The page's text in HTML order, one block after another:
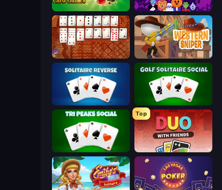
Spooky Tripeaks
Algerian Solitaire Western Sniper
Solitaire Reverse Golf Solitaire
Tri Peaks Social
Top
DUO With Friends